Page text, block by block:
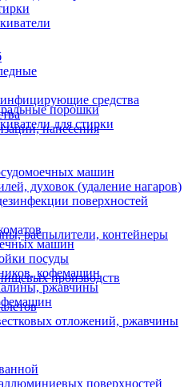
порошки
для стирки
средства
нанесения
машин
духовок (удаление нагаров)
поверхностей
машин
посуды
кофемашин
ржавчины
распылители, контейнеры
производств
отложений, ржавчины
поверхностей